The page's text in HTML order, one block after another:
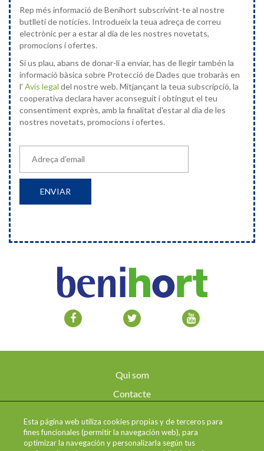
Rep més informació de Benihort subscrivint-te al nostre
butlletí de notícies. Introdueix la teua adreça de correu
electrònic per a estar al dia de les nostres novetats,
promocions i ofertes.
Si us plau, abans de donar-li a enviar, has de llegir tambén la
informació bàsica sobre Protecció de Dades que trobaràs en
l' Avís legal del nostre web. Mitjançant la teua subscripció, la
cooperativa declara haver aconseguit i obtingut el teu
consentiment exprès, amb la finalitat d'estar al dia de les
nostres novetats, promocions i ofertes.
Qui som
Contacte
Enviaments i devolucions
Esta página web utiliza cookies propias y de terceros para
fines funcionales (permitir la navegación web), para
optimizar la navegación y personalizarla según tus